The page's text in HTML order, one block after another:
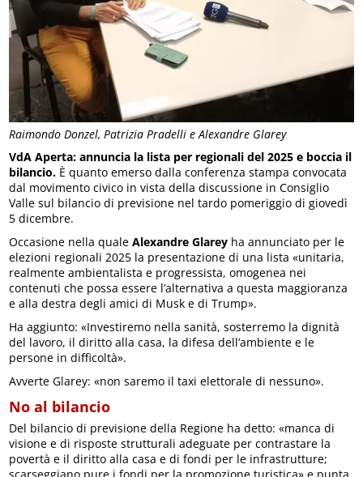
Raimondo Donzel, Patrizia Pradelli e Alexandre Glarey
VdA Aperta: annuncia la lista per regionali del 2025 e boccia il
bilancio. È quanto emerso dalla conferenza stampa convocata
dal movimento civico in vista della discussione in Consiglio
Valle sul bilancio di previsione nel tardo pomeriggio di giovedì
5 dicembre.
Occasione nella qualeAlexandre Glarey ha annunciato per le
elezioni regionali 2025 la presentazione di una lista «unitaria,
realmente ambientalista e progressista, omogenea nei
contenuti che possa essere l’alternativa a questa maggioranza
e alla destra degli amici di Musk e di Trump».
Ha aggiunto: «Investiremo nella sanità, sosterremo la dignità
del lavoro, il diritto alla casa, la difesa dell’ambiente e le
persone in difficoltà».
Avverte Glarey: «non saremo il taxi elettorale di nessuno».
No al bilancio
Del bilancio di previsione della Regione ha detto: «manca di
visione e di risposte strutturali adeguate per contrastare la
povertà e il diritto alla casa e di fondi per le infrastrutture;